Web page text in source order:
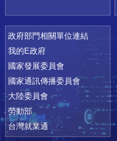
政府部門相關單位連結
我的E政府
國家發展委員會
國家通訊傳播委員會
大陸委員會
勞動部
台灣就業通